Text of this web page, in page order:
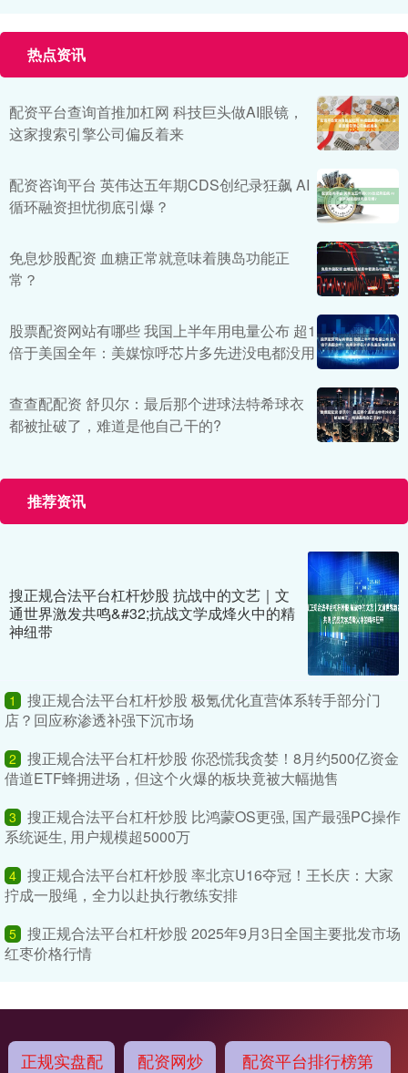
热点资讯
配资平台查询首推加杠网 科技巨头做AI眼镜，
这家搜索引擎公司偏反着来
配资咨询平台 英伟达五年期CDS创纪录狂飙 AI
循环融资担忧彻底引爆？
免息炒股配资 血糖正常就意味着胰岛功能正
常？
股票配资网站有哪些 我国上半年用电量公布 超1
倍于美国全年：美媒惊呼芯片多先进没电都没用
查查配配资 舒贝尔：最后那个进球法特希球衣
都被扯破了，难道是他自己干的?
推荐资讯
搜正规合法平台杠杆炒股 抗战中的文艺｜文
通世界激发共鸣&#32;抗战文学成烽火中的精
神纽带
1
搜正规合法平台杠杆炒股 极氪优化直营体系转手部分门
店？回应称渗透补强下沉市场
2
搜正规合法平台杠杆炒股 你恐慌我贪婪！8月约500亿资金
借道ETF蜂拥进场，但这个火爆的板块竟被大幅抛售
3
搜正规合法平台杠杆炒股 比鸿蒙OS更强, 国产最强PC操作
系统诞生, 用户规模超5000万
4 搜正规合法平台杠杆炒股 率北京U16夺冠！王长庆：大家
拧成一股绳，全力以赴执行教练安排
5 搜正规合法平台杠杆炒股 2025年9月3日全国主要批发市场
红枣价格行情
正规实盘配 配资网炒 配资平台排行榜第